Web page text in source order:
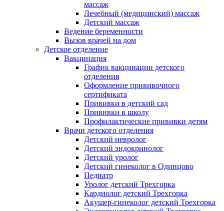
массаж
Лечебный (медицинский) массаж
Детский массаж
Ведение беременности
Вызов врачей на дом
Детское отделение
Вакцинация
График вакцинации детского
отделения
Оформление прививочного
сертификата
Прививки в детский сад
Прививки в школу
Профилактические прививки детям
Врачи детского отделения
Детский невролог
Детский эндокринолог
Детский уролог
Детский гинеколог в Одинцово
Педиатр
Уролог детский Трехгорка
Кардиолог детский Трехгорка
Акушер-гинеколог детский Трехгорка